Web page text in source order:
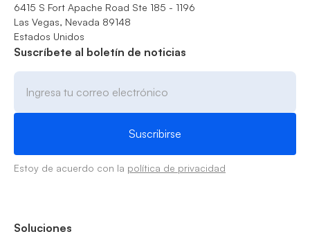
6415 S Fort Apache Road Ste 185 - 1196
Las Vegas, Nevada 89148
Estados Unidos
Suscríbete al boletín de noticias
Estoy de acuerdo con la política de privacidad
Soluciones